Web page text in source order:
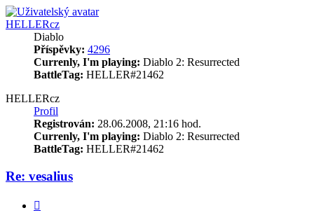
HELLERcz
Diablo
Příspěvky: 4296
Currenly, I'm playing: Diablo 2: Resurrected
BattleTag: HELLER#21462
HELLERcz
Profil
Registrován: 28.06.2008, 21:16 hod.
Currenly, I'm playing: Diablo 2: Resurrected
BattleTag: HELLER#21462
Re: vesalius